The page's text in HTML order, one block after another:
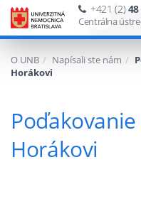
+421 (2)
Centrálna
O UNB Napísali ste nám
Horákovi
Horákovi